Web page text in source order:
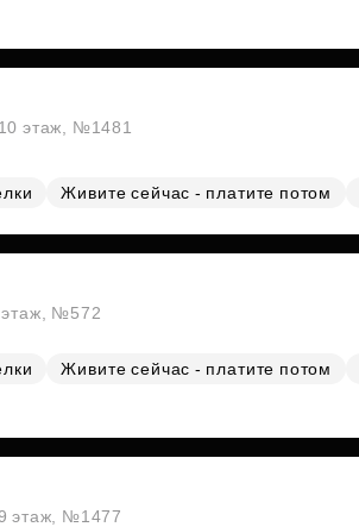
этаж, №1481
Живите сейчас - платите потом
этаж, №572
Живите сейчас - платите потом
этаж, №1477